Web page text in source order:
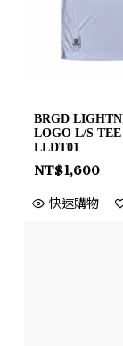
BRGD
LOGO L/S
LLDT01
NT$1,600
快速購物